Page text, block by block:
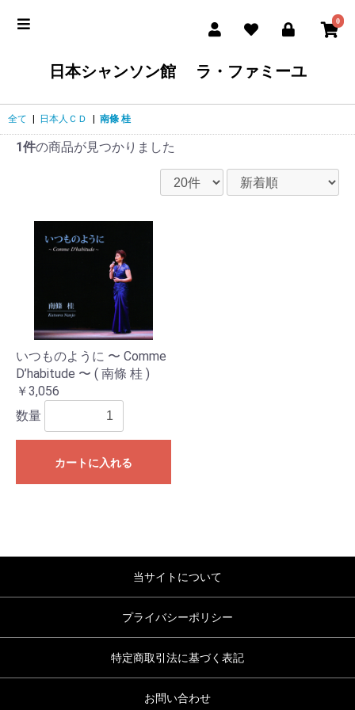
0
日本シャンソン館 ラ・ファミーユ
全て 日本人ＣＤ 南條 桂
1件の商品が見つかりました
いつものように 〜 Comme
D’habitude 〜 ( 南條 桂 )
￥3,056
数量
カートに入れる
当サイトについて
プライバシーポリシー
特定商取引法に基づく表記
お問い合わせ